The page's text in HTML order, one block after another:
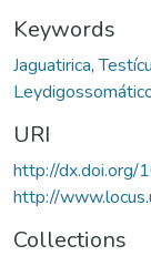
Keywords
Jaguatirica,
URI
http://
http://
Collections